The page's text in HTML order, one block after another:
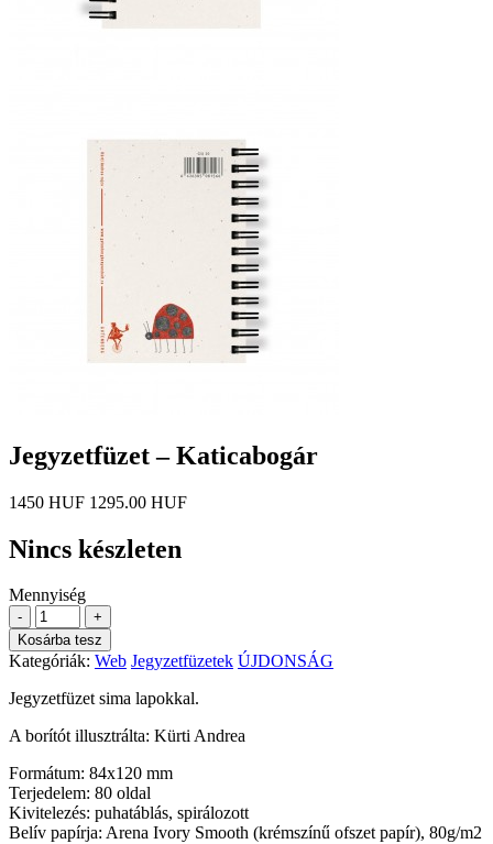
Jegyzetfüzet – Katicabogár
1450 HUF 1295.00 HUF
Nincs készleten
Mennyiség
-
+
Kosárba tesz
Kategóriák: Web Jegyzetfüzetek ÚJDONSÁG
Jegyzetfüzet sima lapokkal.
A borítót illusztrálta: Kürti Andrea
Formátum: 84x120 mm
Terjedelem: 80 oldal
Kivitelezés: puhatáblás, spirálozott
Belív papírja: Arena Ivory Smooth (krémszínű ofszet papír), 80g/m2